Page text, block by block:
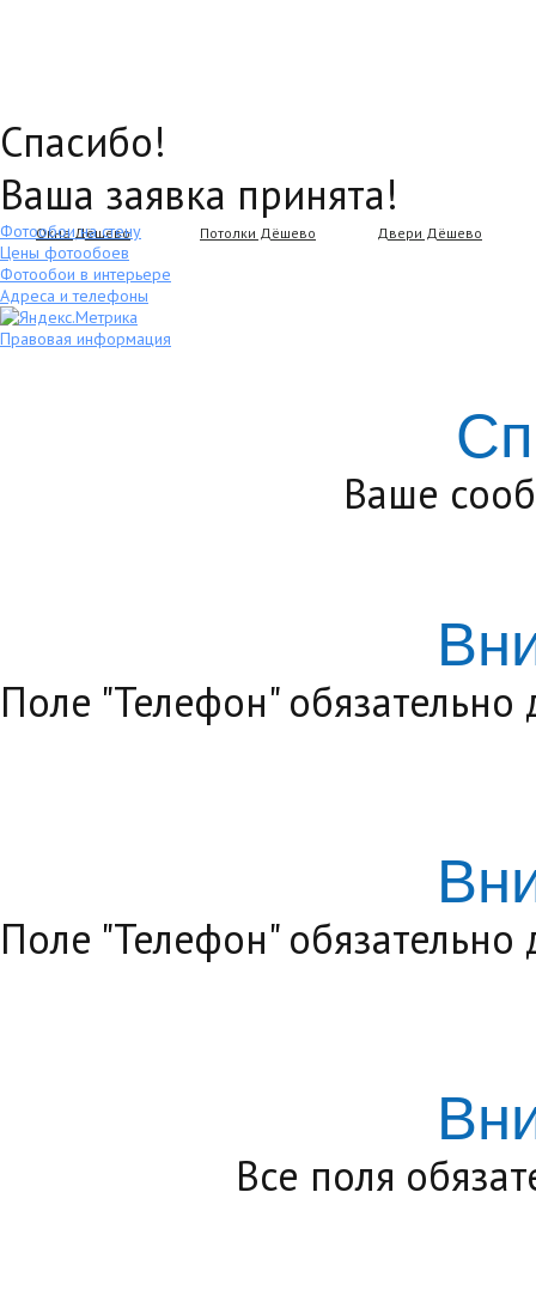
Спасибо!
Ваша заявка принята!
Окна Дёшево Потолки Дёшево Двери Дёшево
Фотообои на стену
Цены фотообоев
Фотообои в интерьере
Адреса и телефоны
Правовая информация
Ваше
Поле "Телефон" обязательно
Поле "Телефон" обязательно
Все поля